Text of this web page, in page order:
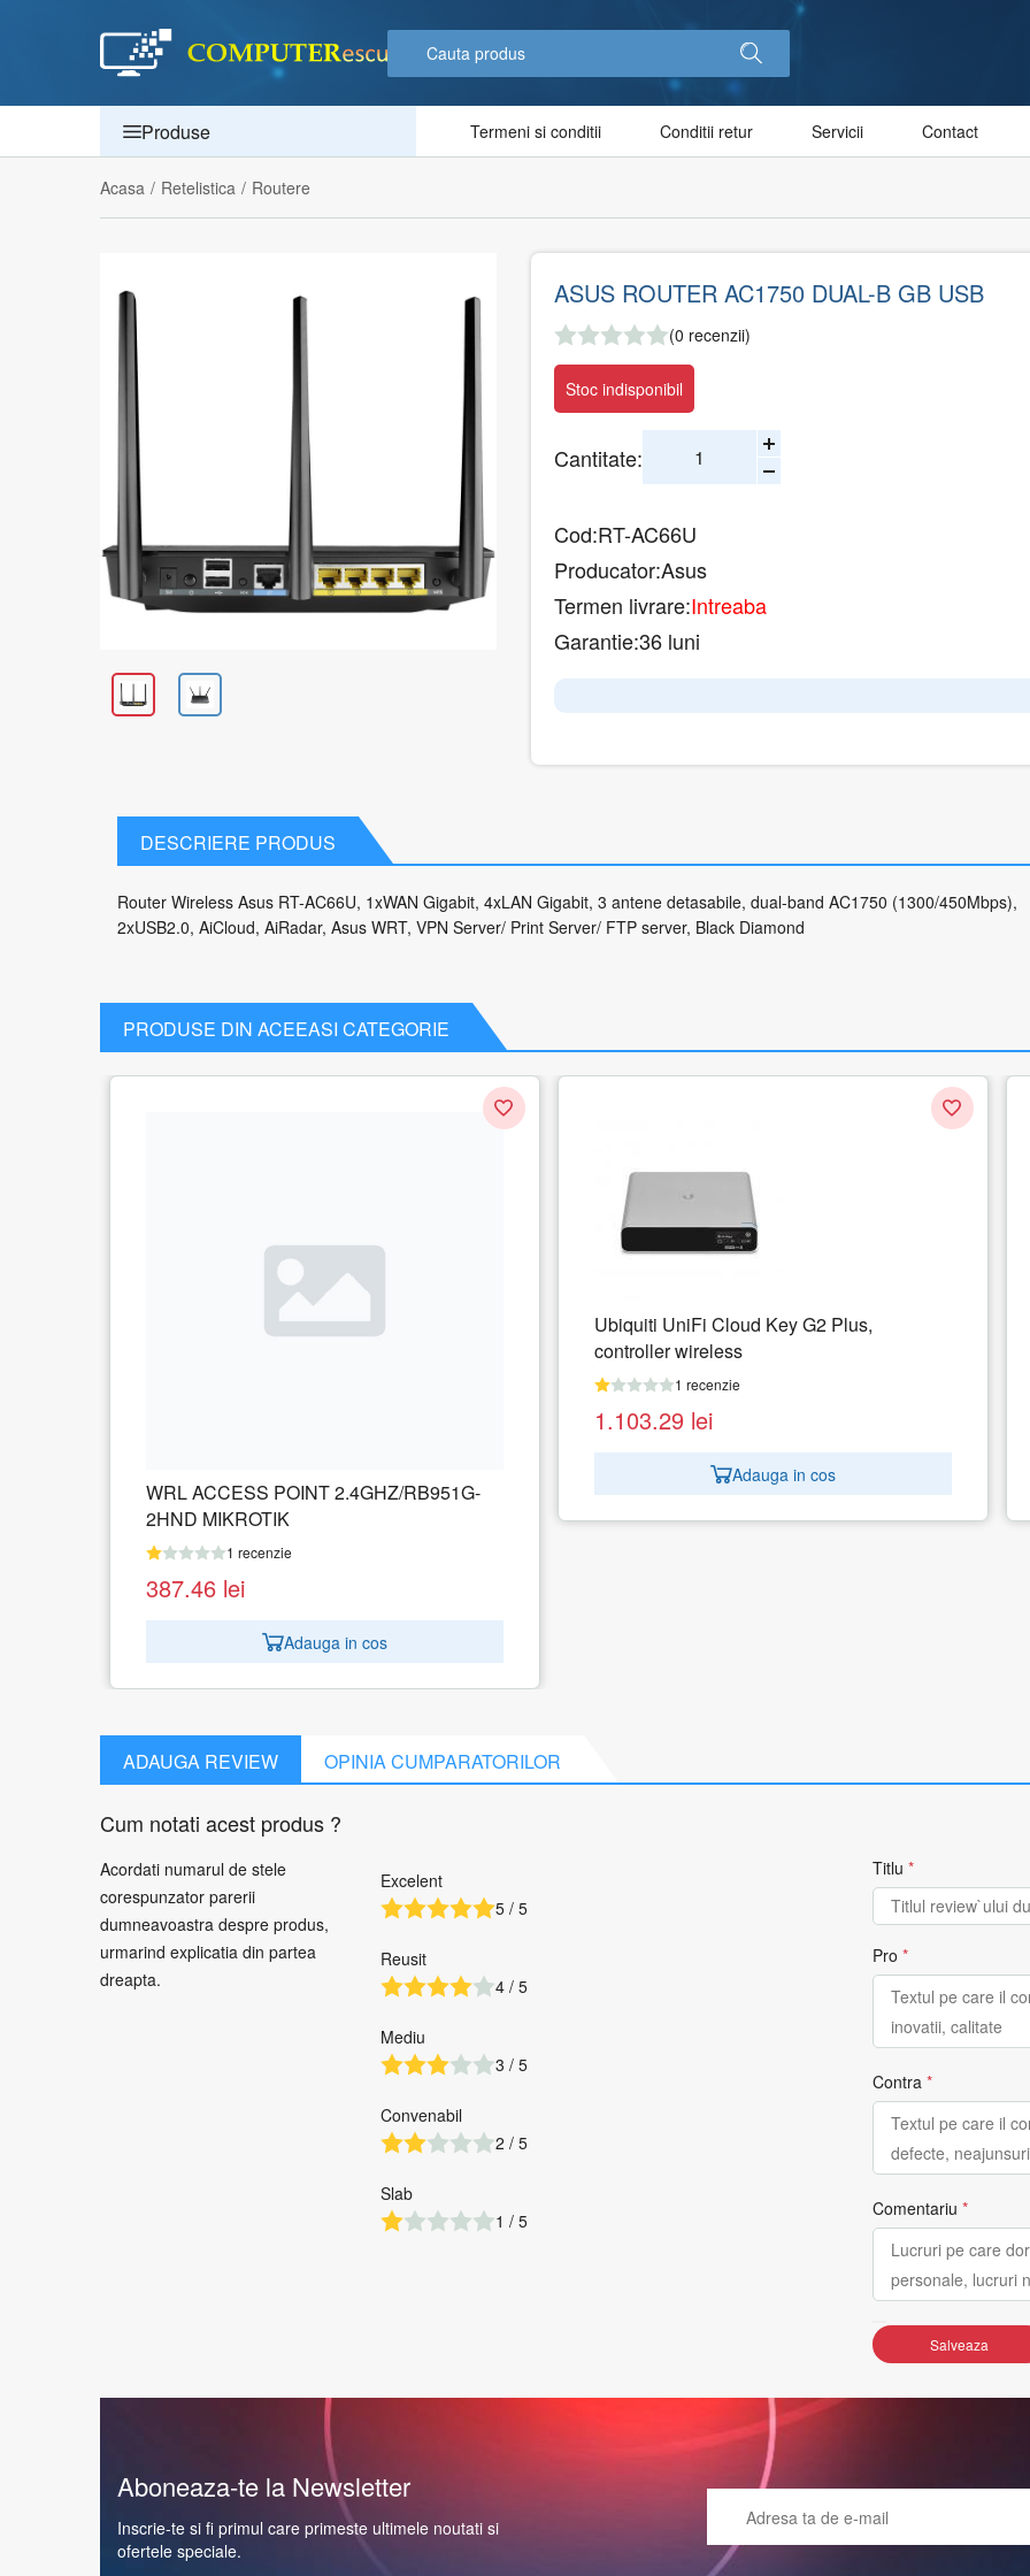
Produse Termeni si conditii Conditii retur Servicii Contact
Acasa / Retelistica / Routere
ASUS ROUTER AC1750 DUAL-B GB USB
(0 recenzii)
Stoc indisponibil
Cantitate:
Cod:RT-AC66U
Producator:Asus
Termen livrare:Intreaba
Garantie:36 luni
DESCRIERE PRODUS
Router Wireless Asus RT-AC66U, 1xWAN Gigabit, 4xLAN Gigabit, 3 antene detasabile, dual-band AC1750 (1300/450Mbps),
2xUSB2.0, AiCloud, AiRadar, Asus WRT, VPN Server/ Print Server/ FTP server, Black Diamond
PRODUSE DIN ACEEASI CATEGORIE
Ubiquiti UniFi Cloud Key G2 Plus,
Router Wireless ZyXEL NBG-418NV2 v2,
4x LAN
54.65
Adauga in cos
ADAUGA REVIEW OPINIA CUMPARATORILOR
Cum notati acest produs ?
Acordati numarul de stele
corespunzator parerii
dumneavoastra despre produs,
urmarind explicatia din partea
dreapta.
Excelent
5 / 5
Reusit
4 / 5
Mediu
3 / 5
Convenabil
2 / 5
Slab
1 / 5
Titlu *
Pro *
Contra *
Comentariu *
Salveaza
Aboneaza-te la Newsletter
Inscrie-te si fi primul care primeste ultimele noutati si
ofertele speciale.